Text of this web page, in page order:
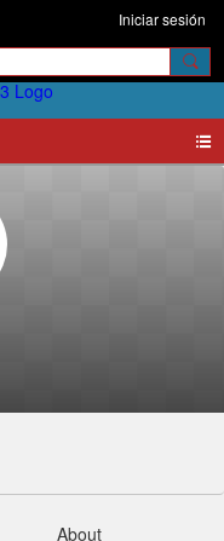
Iniciar sesión
About